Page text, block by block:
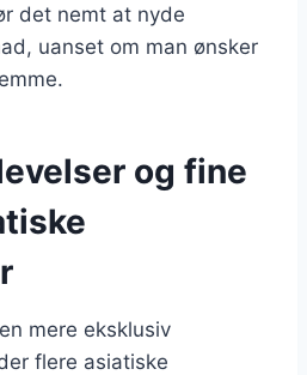
det nemt at nyde
uanset om man ønsker
og fine
mere eksklusiv
flere asiatiske